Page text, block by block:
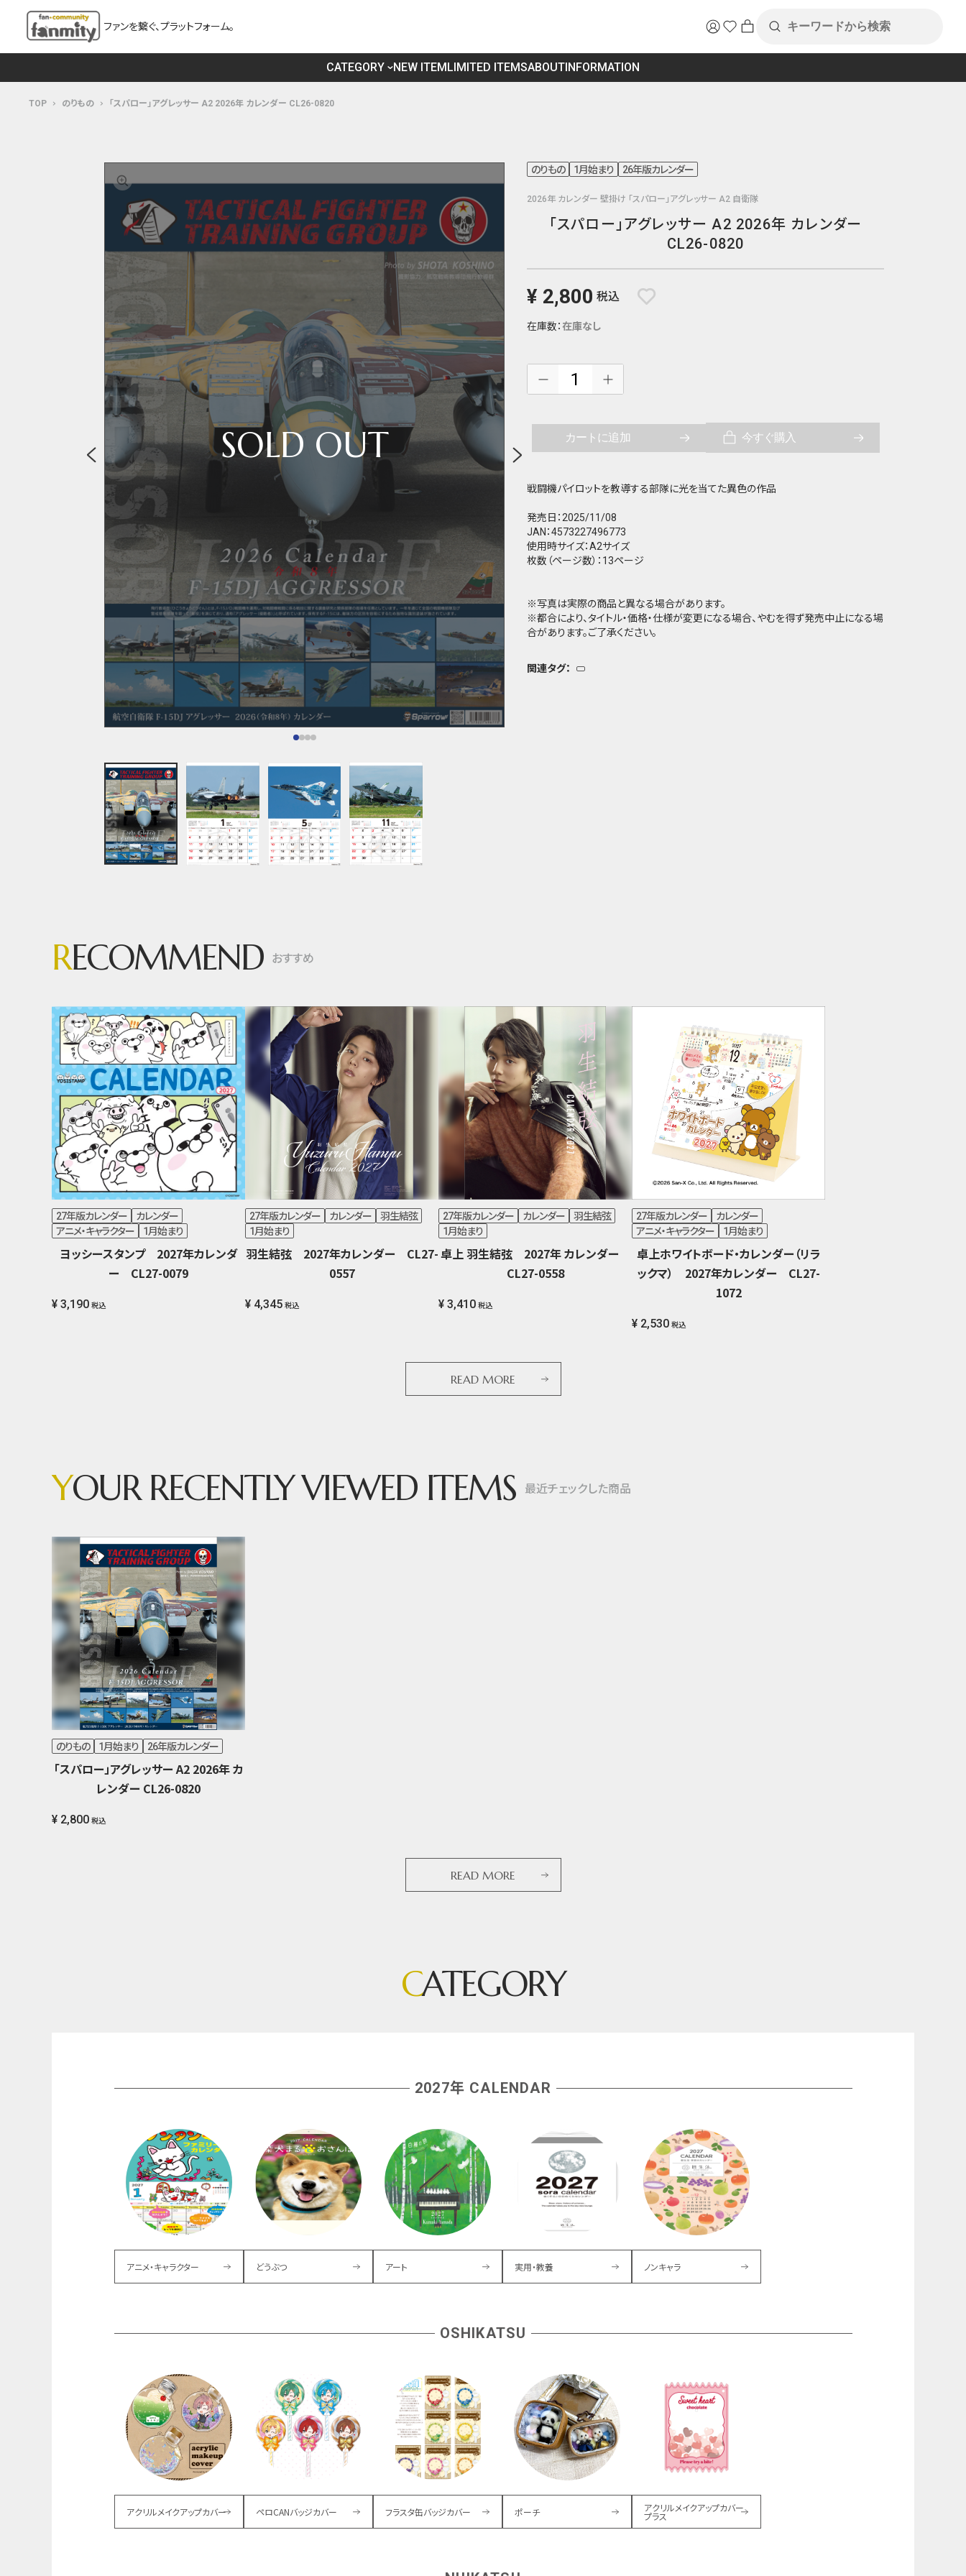
ファンを繋ぐ、プラットフォーム。
CATEGORY NEW ITEMLIMITED ITEMSABOUTINFORMATION
TOP のりもの 「スパロー」アグレッサー A2 2026年 カレンダー CL26-0820
のりもの 1月始まり 26年版カレンダー
2026年 カレンダー 壁掛け 「スパロー」アグレッサー A2 自衛隊
「スパロー」アグレッサー A2 2026年 カレンダー
CL26-0820
¥ 2,800 税込
在庫数：在庫なし
カートに追加 今すぐ購入
戦闘機パイロットを教導する部隊に光を当てた異色の作品
発売日：2025/11/08
JAN：4573227496773
使用時サイズ：A2サイズ
枚数（ページ数）：13ページ
※写真は実際の商品と異なる場合があります。
※都合により、タイトル・価格・仕様が変更になる場合、やむを得ず発売中止になる場
合があります。ご了承ください。
関連タグ：
RECOMMEND おすすめ
27年版カレンダー
カレンダー
アニメ・キャラクター
1月始まり
ヨッシースタンプ 2027年カレンダ
ー CL27-0079
¥ 3,190 税込
27年版カレンダー カレンダー
羽生結弦
1月始まり
羽生結弦 2027年カレンダー CL27-
0557
¥ 4,345 税込
27年版カレンダー カレンダー
羽生結弦
1月始まり
卓上 羽生結弦 2027年 カレンダー
CL27-0558
¥ 3,410 税込
27年版カレンダー
カレンダー
アニメ・キャラクター
1月始まり
卓上ホワイトボード・カレンダー（リラ
ックマ） 2027年カレンダー CL27-
1072
¥ 2,530 税込
READ MORE
YOUR RECENTLY VIEWED ITEMS 最近チェックした商品
のりもの 1月始まり 26年版カレンダー
「スパロー」アグレッサー A2 2026年 カ
レンダー CL26-0820
¥ 2,800 税込
READ MORE
CATEGORY
2027年 CALENDAR
アニメ・キャラクター どうぶつ アート 実用・教養 ノンキャラ
OSHIKATSU
アクリルメイクアップカバー ペロCANバッジカバー フラスタ缶バッジカバー ポーチ アクリルメイクアップカバー
プラス